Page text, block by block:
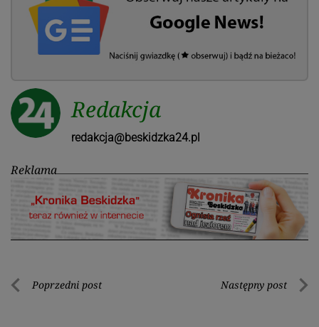
Redakcja
redakcja@beskidzka24.pl
Reklama
Nawigacja
Poprzedni post Następny post